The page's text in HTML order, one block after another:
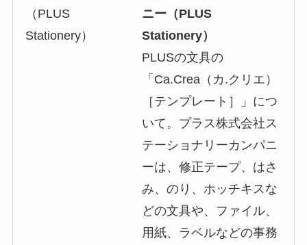
ニー（PLUS
Stationery）
PLUSの文具の
「Ca.Crea（カ.クリエ）
［テンプレート］」につ
いて。プラス株式会社ス
テーショナリーカンパニ
ーは、修正テープ、はさ
み、のり、ホッチキスな
どの文具や、ファイル、
用紙、ラベルなどの事務